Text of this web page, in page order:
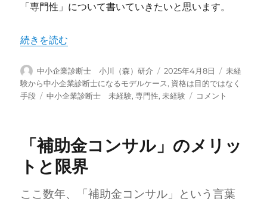
「専門性」について書いていきたいと思います。
“未経験の士業にとっての「専門性」” の
続きを読む
投
稿
者
中小企業診断士 小川（森）研介
投
稿
日:
2025年4月8日
カ
テ
未経
験から中小企業診断士になるモデルケース, 資格は目的ではなく
手段
タ
中小企業診断士 未経験,専門性,未経験
未
士
っ
コメント
「補助金コンサル」のメリッ
トと限界
ここ数年、「補助金コンサル」という言葉